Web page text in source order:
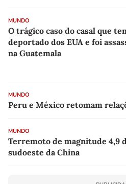
MUNDO
O trágico caso do casal que
deportado dos EUA e foi
na Guatemala
MUNDO
Peru e México retomam
MUNDO
Terremoto de magnitude 4,9
sudoeste da China